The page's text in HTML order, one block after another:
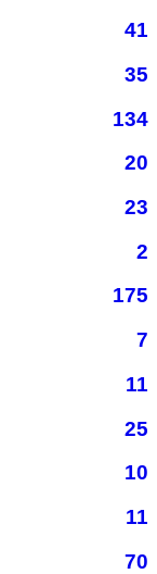
41
35
134
20
23
2
175
7
11
25
10
11
70